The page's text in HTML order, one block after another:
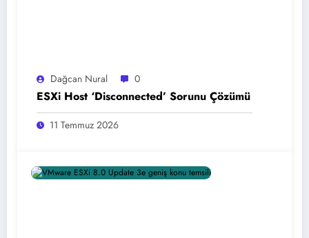
Dağcan Nural 0
ESXi Host ‘Disconnected’ Sorunu Çözümü
11 Temmuz 2026